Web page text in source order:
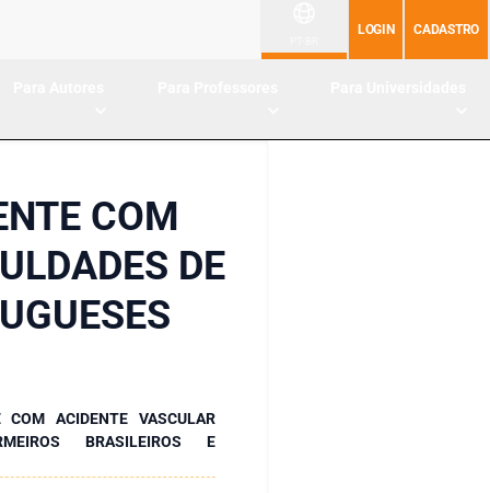
LOGIN CADASTRO
COM
DE
ACIDENTE VASCULAR
BRASILEIROS E